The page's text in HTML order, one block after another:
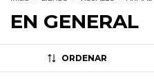
EN GENERAL
ORDENAR